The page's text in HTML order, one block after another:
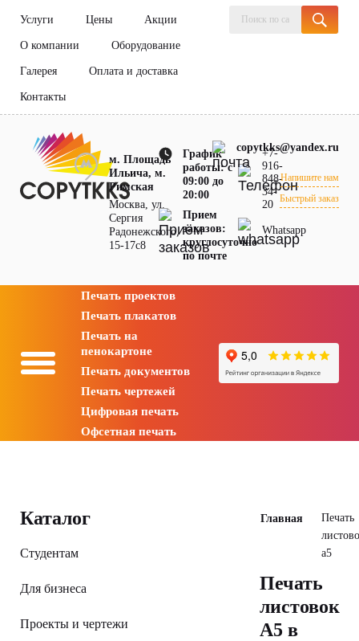
Услуги Цены Акции
О компании Оборудование
Галерея Оплата и доставка
Контакты
м. Площадь
Ильича, м.
Римская
Москва, ул.
Сергия
Радонежского,
15-17с8
График
работы: с
09:00 до
20:00
Прием
заказов:
круглосуточно
по почте
+7-
916-
848-
34-
20
Whatsapp
copytkks@yandex.ru
Напишите нам
Быстрый заказ
Печать проектов
Печать плакатов
Печать на
пенокартоне
Печать документов
Печать чертежей
Цифровая печать
Офсетная печать
Каталог
Студентам
Для бизнеса
Проекты и чертежи
Главная
Печать
а5
Печать
листовок
А5 в